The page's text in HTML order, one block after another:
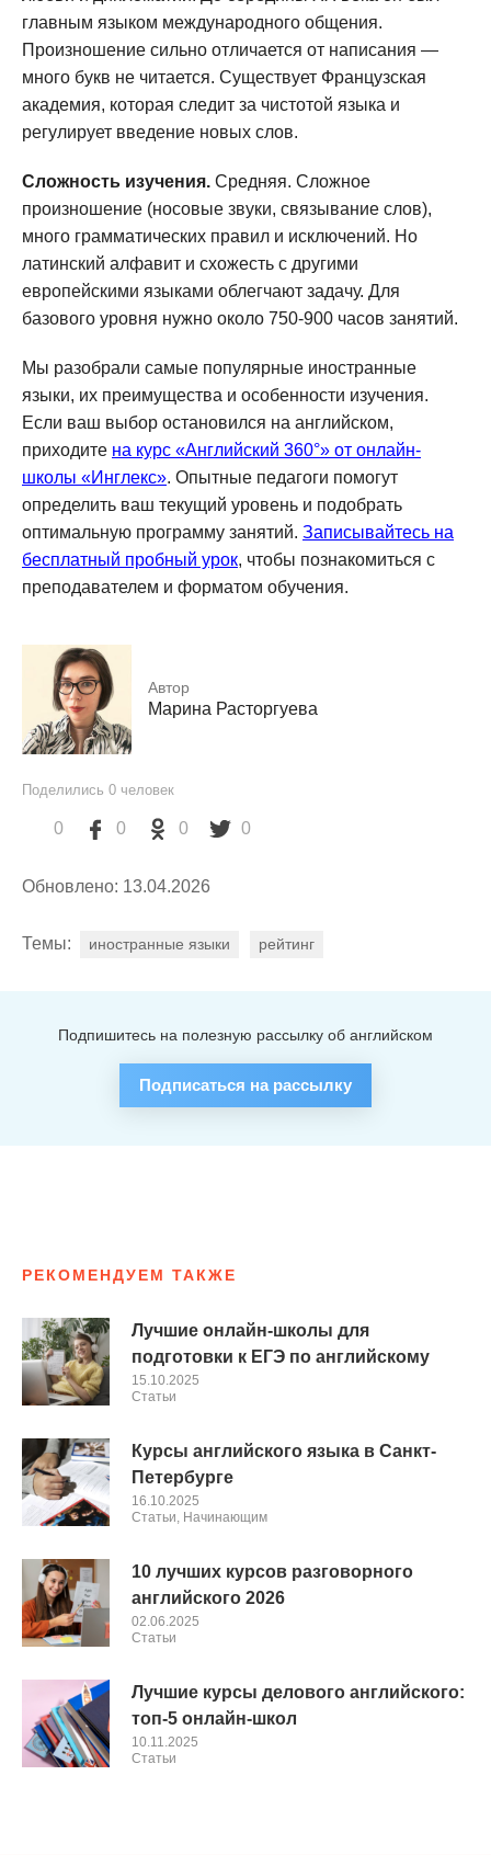
главным языком международного общения.
Произношение сильно отличается от написания —
много букв не читается. Существует Французская
академия, которая следит за чистотой языка и
регулирует введение новых слов.
Сложность изучения. Средняя. Сложное
произношение (носовые звуки, связывание слов),
много грамматических правил и исключений. Но
латинский алфавит и схожесть с другими
европейскими языками облегчают задачу. Для
базового уровня нужно около 750-900 часов занятий.
Мы разобрали самые популярные иностранные
языки, их преимущества и особенности изучения.
Если ваш выбор остановился на английском,
приходите на курс «Английский 360°» от онлайн-
школы «Инглекс». Опытные педагоги помогут
определить ваш текущий уровень и подобрать
оптимальную программу занятий. Записывайтесь на
бесплатный пробный урок, чтобы познакомиться с
преподавателем и форматом обучения.
Автор
Марина Расторгуева
Поделились 0 человек
0 0 0 0
Обновлено: 13.04.2026
Темы: иностранные языки рейтинг
Подпишитесь на полезную рассылку об английском
Подписаться на рассылку
РЕКОМЕНДУЕМ ТАКЖЕ
Лучшие онлайн-школы для
подготовки к ЕГЭ по английскому
15.10.2025
Cтатьи
Курсы английского языка в Санкт-
Петербурге
16.10.2025
Cтатьи, Начинающим
10 лучших курсов разговорного
английского 2026
02.06.2025
Cтатьи
Лучшие курсы делового английского:
топ-5 онлайн-школ
10.11.2025
Cтатьи